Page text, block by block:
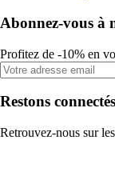
Abonnez-vous à
Profitez de -10% en
Restons connectés
Retrouvez-nous sur